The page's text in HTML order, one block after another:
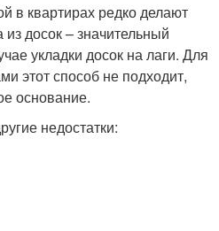
в квартирах редко делают
досок – значительный
укладки досок на лаги. Для
этот способ не подходит,
основание.
недостатки: